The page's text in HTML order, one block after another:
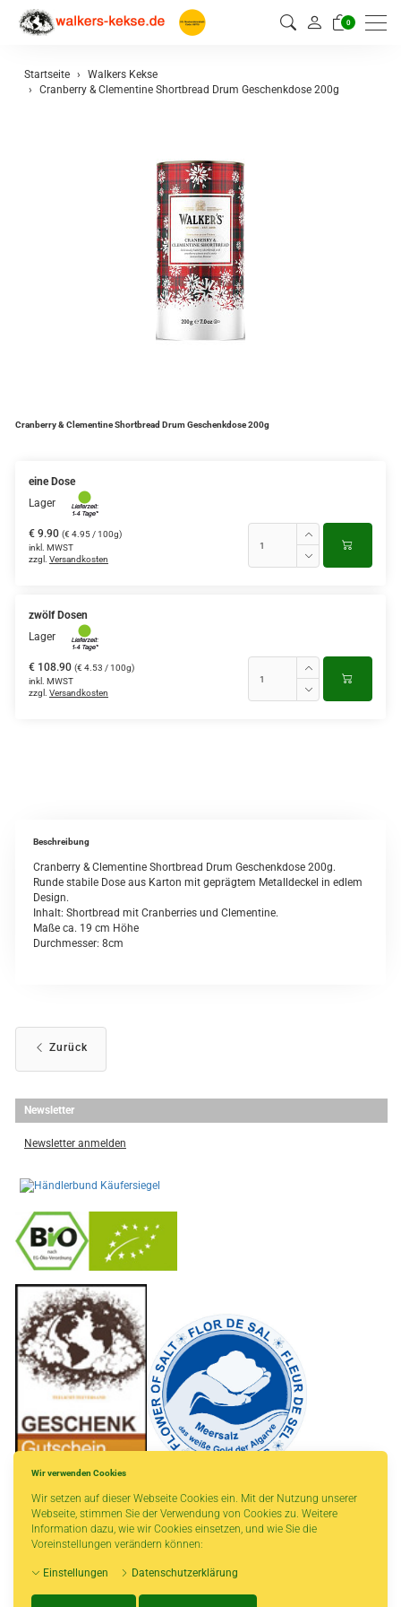
Wir verwenden Cookies
Wir setzen auf dieser Webseite Cookies ein. Mit der Nutzung unserer
Webseite, stimmen Sie der Verwendung von Cookies zu. Weitere
Information dazu, wie wir Cookies einsetzen, und wie Sie die
Voreinstellungen verändern können:
Einstellungen Datenschutzerklärung
0
Startseite
Walkers Kekse
Cranberry & Clementine Shortbread Drum Geschenkdose 200g
Cranberry & Clementine Shortbread Drum Geschenkdose 200g
eine Dose
Lager
€ 9.90 (€ 4.95 / 100g)
inkl. MWST
zzgl. Versandkosten
zwölf Dosen
Lager
€ 108.90 (€ 4.53 / 100g)
inkl. MWST
zzgl. Versandkosten
Beschreibung
Cranberry & Clementine Shortbread Drum Geschenkdose 200g.
Runde stabile Dose aus Karton mit geprägtem Metalldeckel in edlem
Design.
Inhalt: Shortbread mit Cranberries und Clementine.
Maße ca. 19 cm Höhe
Durchmesser: 8cm
Zurück
Newsletter
Newsletter anmelden
* gilt für Lieferungen innerhalb Deutschlands, Lieferzeiten für andere Länder
entnehmen Sie bitte der Schaltfläche mit den Versandinformationen.